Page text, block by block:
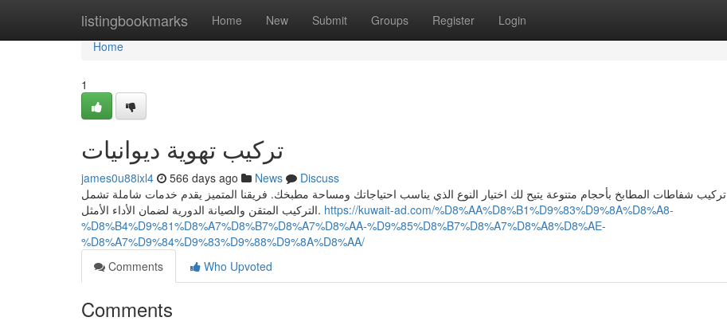
listingbookmarks Home New Submit Groups Register Login
Home
Home
1
تركيب تهوية ديوانيات
james0u88ixl4 566 days ago News
Discuss
تركيب شفاطات المطابخ بأحجام متنوعة يتيح لك اختيار النوع الذي يناسب احتياجاتك ومساحة مطبخك. فريقنا المتميز يقدم خدمات شاملة تشمل
التركيب المتقن والصيانة الدورية لضمان الأداء الأمثل. https://kuwait-ad.com/%D8%AA%D8%B1%D9%83%D9%8A%D8%A8-
%D8%B4%D9%81%D8%A7%D8%B7%D8%A7%D8%AA-%D9%85%D8%B7%D8%A7%D8%A8%D8%AE-
%D8%A7%D9%84%D9%83%D9%88%D9%8A%D8%AA/
Comments
Who Upvoted
Comments